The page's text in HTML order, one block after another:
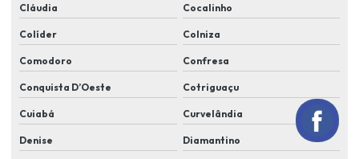
Instalação de câmeras alarmes residenciais
Instalação de câmeras de alta resolução
Instalação de câmeras cftv
Instalação de câmeras em condomínio
Cláudia Cocalinho
Colíder Colniza
Comodoro Confresa
Conquista D’Oeste Cotriguaçu
Cuiabá Curvelândia
Denise Diamantino